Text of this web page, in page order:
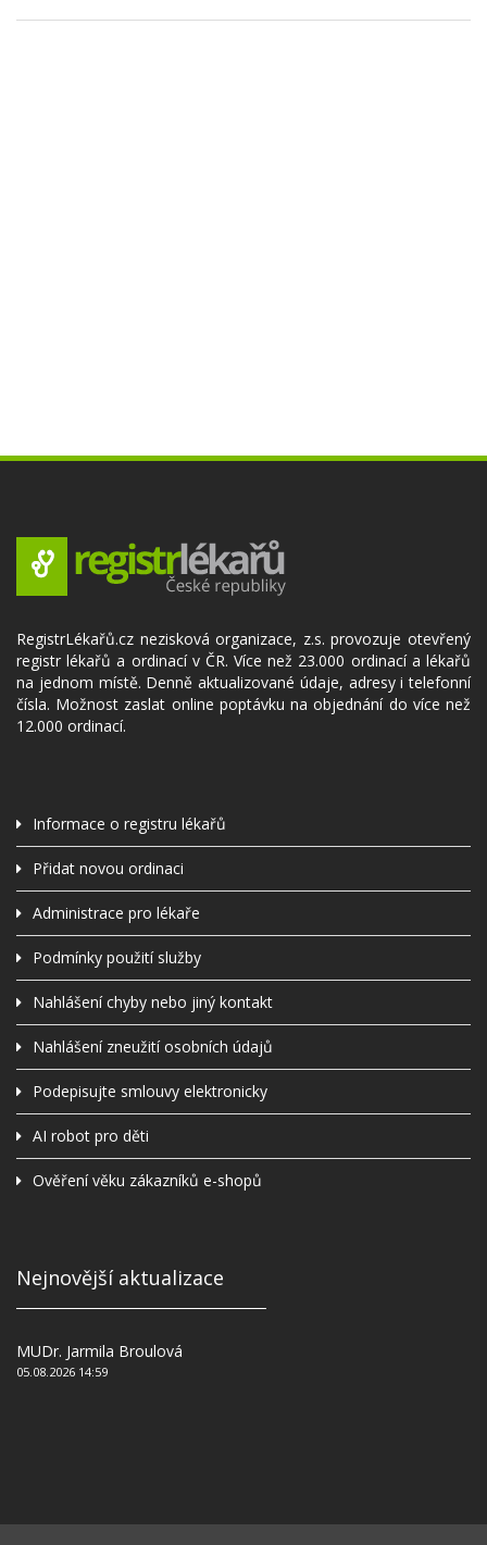
RegistrLékařů.cz nezisková organizace, z.s. provozuje otevřený
registr lékařů a ordinací v ČR. Více než 23.000 ordinací a lékařů
na jednom místě. Denně aktualizované údaje, adresy i telefonní
čísla. Možnost zaslat online poptávku na objednání do více než
12.000 ordinací.
Informace o registru lékařů
Přidat novou ordinaci
Administrace pro lékaře
Podmínky použití služby
Nahlášení chyby nebo jiný kontakt
Nahlášení zneužití osobních údajů
Podepisujte smlouvy elektronicky
AI robot pro děti
Ověření věku zákazníků e-shopů
Nejnovější aktualizace
MUDr. Jarmila Broulová
05.08.2026 14:59